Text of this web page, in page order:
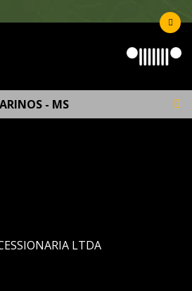
- MS
LTDA